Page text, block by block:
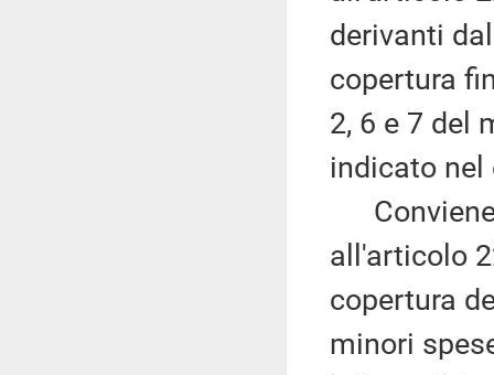
derivanti
copertura
2, 6 e 7 del
indicato
all'articolo
copertura
minori